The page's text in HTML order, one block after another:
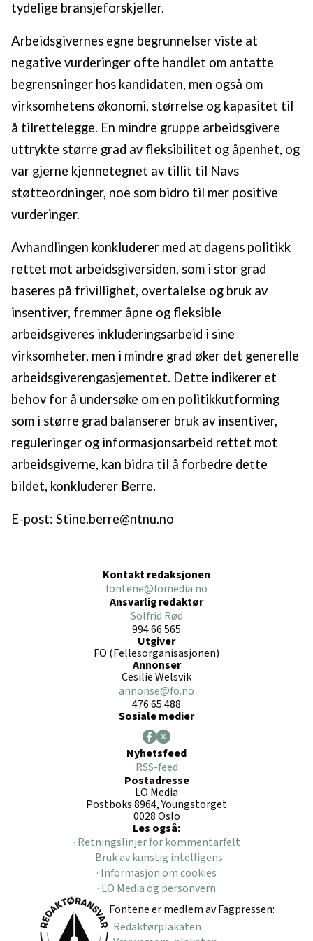
oversikten lengre ned på denne siden.
tydelige bransjeforskjeller.
Arbeidsgivernes egne begrunnelser viste at
negative vurderinger ofte handlet om antatte
begrensninger hos kandidaten, men også om
virksomhetens økonomi, størrelse og kapasitet til
å tilrettelegge. En mindre gruppe arbeidsgivere
uttrykte større grad av fleksibilitet og åpenhet, og
var gjerne kjennetegnet av tillit til Navs
støtteordninger, noe som bidro til mer positive
vurderinger.
Avhandlingen konkluderer med at dagens politikk
rettet mot arbeidsgiversiden, som i stor grad
baseres på frivillighet, overtalelse og bruk av
insentiver, fremmer åpne og fleksible
arbeidsgiveres inkluderingsarbeid i sine
virksomheter, men i mindre grad øker det generelle
arbeidsgiverengasjementet. Dette indikerer et
behov for å undersøke om en politikkutforming
som i større grad balanserer bruk av insentiver,
reguleringer og informasjonsarbeid rettet mot
arbeidsgiverne, kan bidra til å forbedre dette
bildet, konkluderer Berre.
E-post: Stine.berre@ntnu.no
Kontakt redaksjonen
fontene@lomedia.no
Ansvarlig redaktør
Solfrid Rød
994 66 565
Utgiver
FO (Fellesorganisasjonen)
Annonser
Cesilie Welsvik
annonse@fo.no
476 65 488
Sosiale medier
Nyhetsfeed
RSS-feed
Postadresse
LO Media
Postboks 8964, Youngstorget
0028 Oslo
Les også:
· Retningslinjer for kommentarfelt
· Bruk av kunstig intelligens
· Informasjon om cookies
· LO Media og personvern
Fontene er medlem av Fagpressen:
· Redaktørplakaten